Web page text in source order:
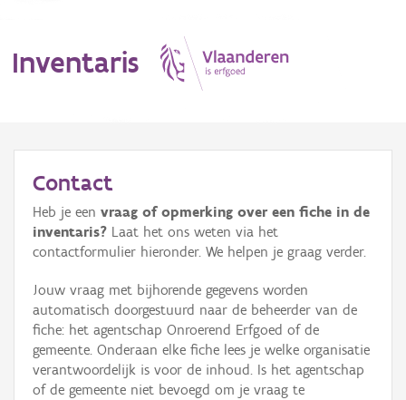
Inventaris
Erfgoedobject
Aanduidingsobject
Waarneming
Thema
Gebeurtenis
Contact
Heb je een vraag of opmerking over een fiche in de
inventaris? Laat het ons weten via het
contactformulier hieronder. We helpen je graag verder.
Jouw vraag met bijhorende gegevens worden
automatisch doorgestuurd naar de beheerder van de
fiche: het agentschap Onroerend Erfgoed of de
gemeente. Onderaan elke fiche lees je welke organisatie
verantwoordelijk is voor de inhoud. Is het agentschap
of de gemeente niet bevoegd om je vraag te